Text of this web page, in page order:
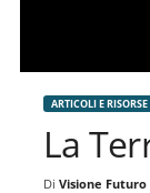
ARTICOLI E
La
Di Visione Futuro